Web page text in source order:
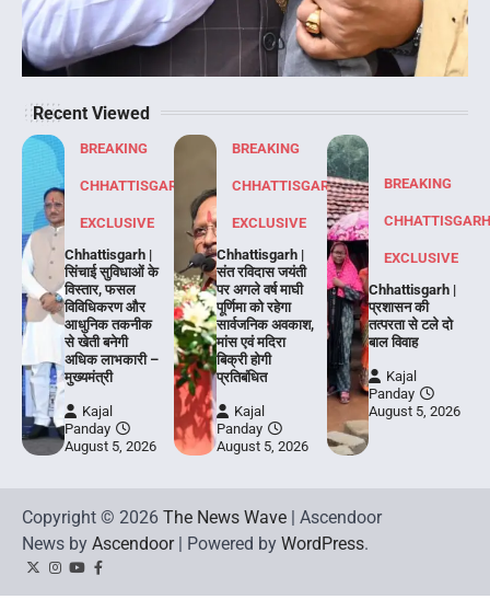
Recent Viewed
BREAKING
CHHATTISGARH
EXCLUSIVE
Chhattisgarh |
सिंचाई सुविधाओं के
विस्तार, फसल
विविधिकरण और
आधुनिक तकनीक
से खेती बनेगी
अधिक लाभकारी –
मुख्यमंत्री
Kajal
Panday
August 5, 2026
BREAKING
CHHATTISGARH
EXCLUSIVE
Chhattisgarh |
संत रविदास जयंती
पर अगले वर्ष माघी
पूर्णिमा को रहेगा
सार्वजनिक अवकाश,
मांस एवं मदिरा
बिक्री होगी
प्रतिबंधित
Kajal
Panday
August 5, 2026
BREAKING
EXCLUSIVE
Chhattisgarh |
प्रशासन की
तत्परता से टले दो
बाल विवाह
Kajal
Panday
August 5, 2026
Copyright © 2026 The News Wave | Ascendoor
News by Ascendoor| Powered by WordPress.
TwitterInstagram
YouTubeFacebook